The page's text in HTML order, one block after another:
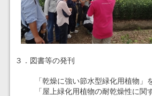
３．図書等の発刊
「乾燥に強い節水型緑化用植物」
「屋上緑化用植物の耐乾燥性に